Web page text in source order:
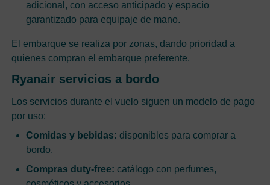
adicional, con acceso anticipado y espacio
garantizado para equipaje de mano.
El embarque se realiza por zonas, dando prioridad a
quienes compran el embarque preferente.
Ryanair servicios a bordo
Los servicios durante el vuelo siguen un modelo de pago
por uso:
Comidas y bebidas: disponibles para comprar a
bordo.
Compras duty-free: catálogo con perfumes,